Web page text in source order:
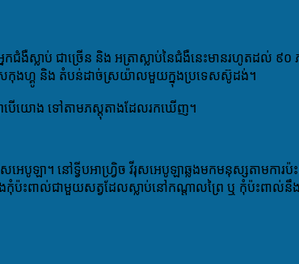
ស្លាប់ ជាច្រើន និង អត្រាស្លាប់នៃជំងឺនេះមានរហូតដល់ ៩
ទេសកុងហ្គូ និង តំបន់ដាច់ស្រយ៉ាលមួយក្នុងប្រទេសស៊ូដង់។
បើយោង ទៅតាមភស្តុតាងដែលរកឃើញ។
បូឡា។ នៅទ្វីបអាហ្វ្រិច វីរុសអេបូឡាឆ្លងមកមនុស្សតាមការ
ងកុំប៉ះពាល់ជាមួយសត្វដែលស្លាប់នៅកណ្តាលព្រៃ ឬ កុំប៉ះពាល់នឹ